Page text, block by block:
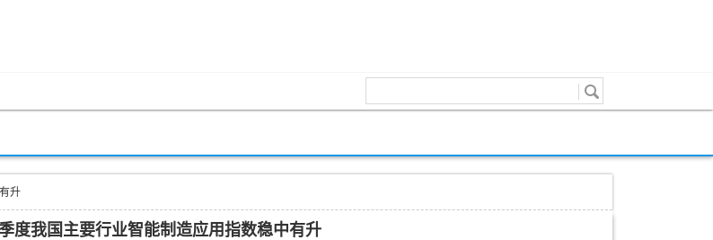
升
度我国主要行业智能制造应用指数稳中有升